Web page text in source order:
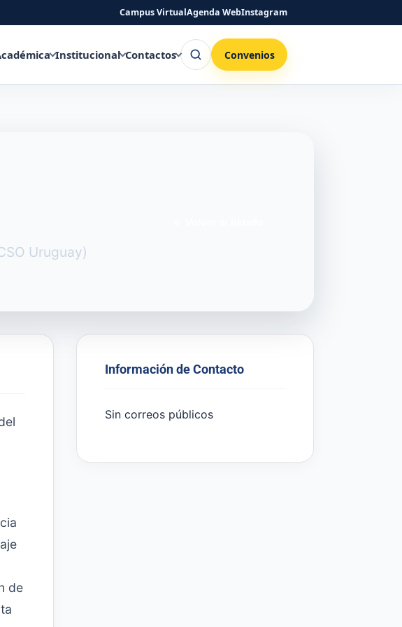
Campus VirtualAgenda WebInstagram
Institucional Contactos Buscar Convenios
Uruguay)
de
Información de Contacto
Sin correos públicos